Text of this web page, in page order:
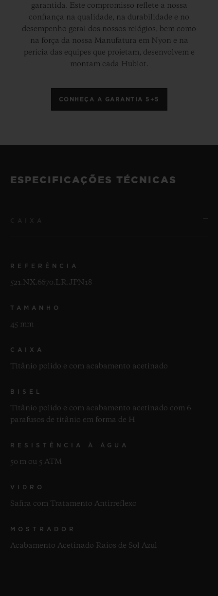
garantida. Este compromisso reflete a nossa
confiança na qualidade, na durabilidade e no
desempenho geral dos nossos relógios, bem como
na força da nossa Manufatura em Nyon e na
perícia das equipes que projetam, desenvolvem e
montam cada Hublot.
CONHEÇA A GARANTIA 5+5
ESPECIFICAÇÕES TÉCNICAS
REFERÊNCIA
521.NX.6670.LR.JPN18
TAMANHO
45 mm
CAIXA
Titânio polido e com acabamento acetinado
BISEL
Titânio polido e com acabamento acetinado com 6
parafusos de titânio em forma de H
RESISTÊNCIA À ÁGUA
50 m ou 5 ATM
VIDRO
Safira com Tratamento Antirreflexo
MOSTRADOR
Acabamento Acetinado Raios de Sol Azul